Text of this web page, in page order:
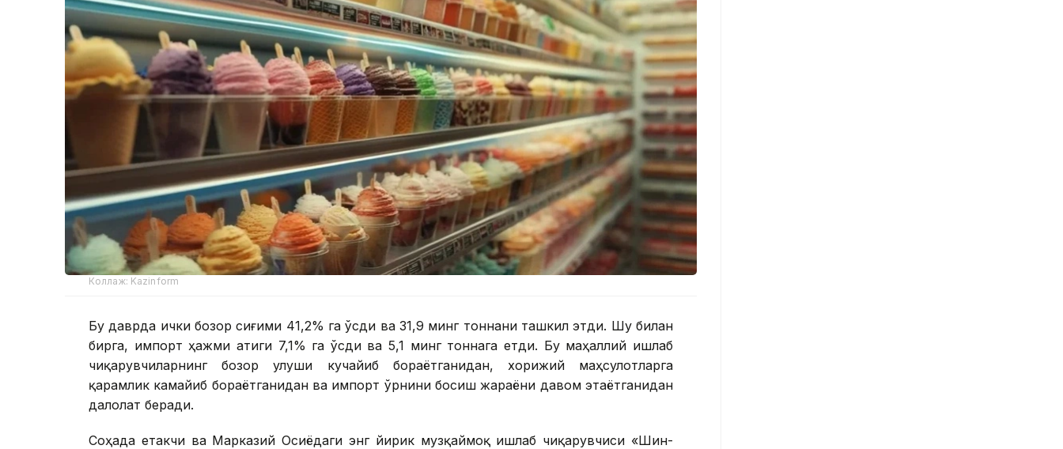
Коллаж: Kazinform
Бу даврда ички бозор сиғими 41,2% га ўсди ва 31,9 минг тоннани ташкил этди. Шу билан
бирга, импорт ҳажми атиги 7,1% га ўсди ва 5,1 минг тоннага етди. Бу маҳаллий ишлаб
чиқарувчиларнинг бозор улуши кучайиб бораётганидан, хорижий маҳсулотларга
қарамлик камайиб бораётганидан ва импорт ўрнини босиш жараёни давом этаётганидан
далолат беради.
Соҳада етакчи ва Марказий Осиёдаги энг йирик музқаймоқ ишлаб чиқарувчиси «Шин-